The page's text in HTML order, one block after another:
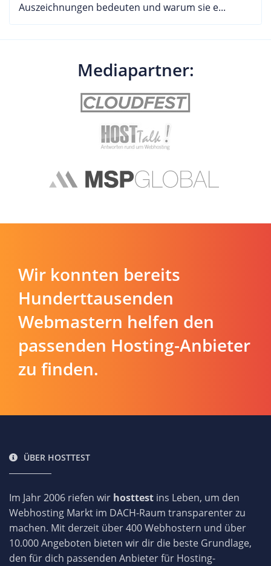
Auszeichnungen bedeuten und warum sie e...
Mediapartner:
Wir konnten bereits
Hunderttausenden
Webmastern helfen den
passenden Hosting-Anbieter
zu finden.
ÜBER HOSTTEST
Im Jahr 2006 riefen wir hosttest ins Leben, um den
Webhosting Markt im DACH-Raum transparenter zu
machen. Mit derzeit über 400 Webhostern und über
10.000 Angeboten bieten wir dir die beste Grundlage,
den für dich passenden Anbieter für Hosting-